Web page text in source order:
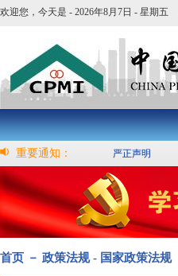
欢迎您， 今天是 - 2026年8月7日 - 星期五
重要通知： 严正声明
首页 － 政策法规 - 国家政策法规